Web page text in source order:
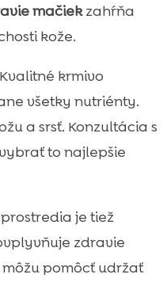
mačiekzahŕňa
kože.
krmivo
všetky nutriénty.
a srsť. Konzultácia s
to najlepšie
je tiež
zdravie
pomôcť udržať